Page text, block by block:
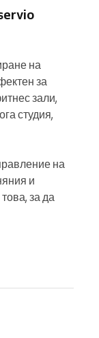
на
за
зали,
студия,
на
и
за да